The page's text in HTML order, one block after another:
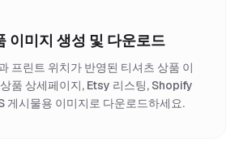
이미지 생성 및 다운로드
프린트 위치가 반영된 티셔츠 상품 이
품 상세페이지, Etsy 리스팅, Shopify
게시물용 이미지로 다운로드하세요.